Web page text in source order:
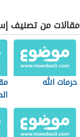
مقالات من تصنيف
حرمات الله